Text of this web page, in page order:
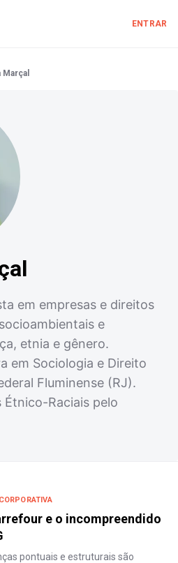
ENTRAR
Marçal
em empresas e direitos
e
etnia e gênero.
em Sociologia e Direito
Fluminense (RJ).
Étnico-Raciais pelo
e o incompreendido
pontuais e estruturais são